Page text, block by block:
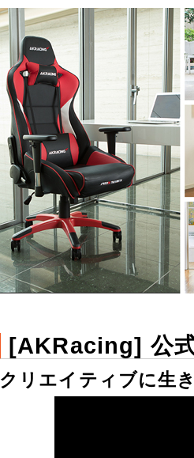
[AKRacing] 公
クリエイティブに生